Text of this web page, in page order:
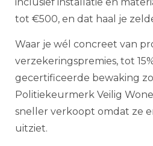
tot €500, en dat haal je
Waar je wél concreet van
verzekeringspremies, tot
gecertificeerde bewaking
Politiekeurmerk Veilig
sneller verkoopt omdat ze
uitziet.